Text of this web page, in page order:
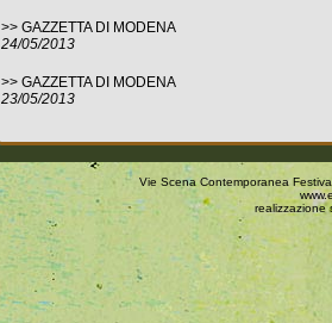
>> GAZZETTA DI MODENA
24/05/2013
>> GAZZETTA DI MODENA
23/05/2013
Vie Scena Contemporanea
realizzazione